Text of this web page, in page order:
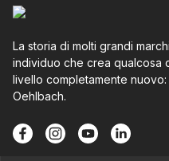
La storia di molti grandi
individuo che crea qualcosa
livello completamente
Oehlbach.